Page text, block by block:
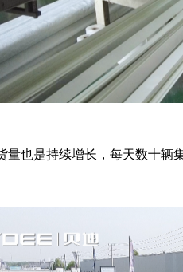
也是持续增长，每天数十辆